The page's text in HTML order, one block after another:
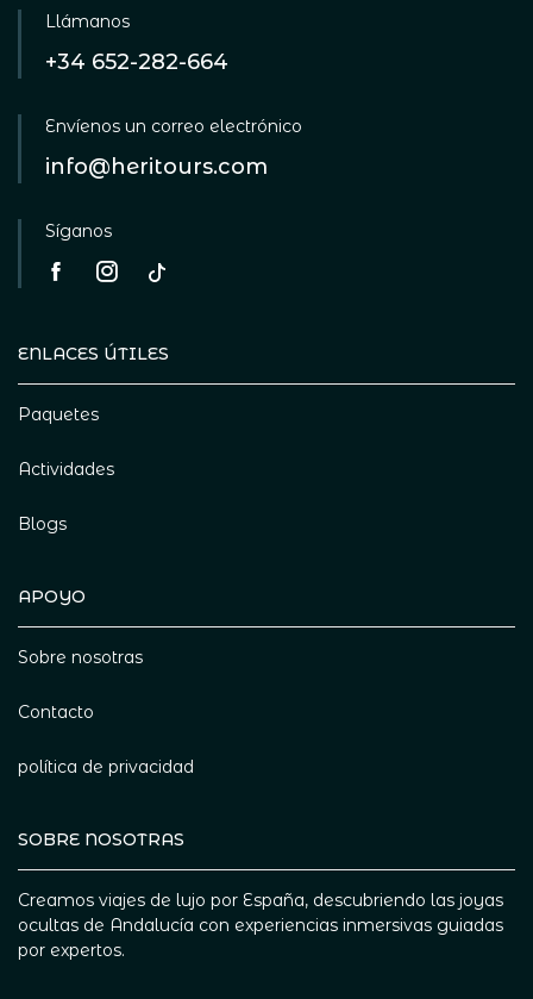
Llámanos
+34 652-282-664
Envíenos un correo electrónico
info@heritours.com
Síganos
ENLACES ÚTILES
Paquetes
Actividades
Blogs
APOYO
Sobre nosotras
Contacto
política de privacidad
SOBRE NOSOTRAS
Creamos viajes de lujo por España, descubriendo las joyas
ocultas de Andalucía con experiencias inmersivas guiadas
por expertos.